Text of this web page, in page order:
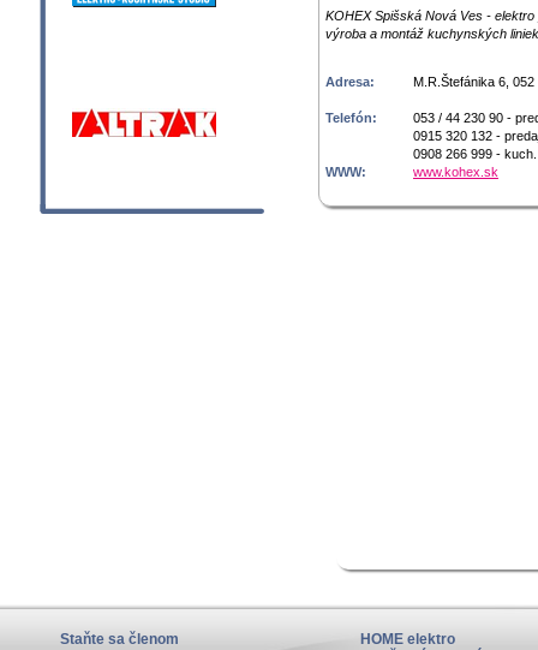
KOHEX Spišská Nová Ves -
výroba a montáž kuchynských
Adresa: M.R.Štefánika 6,
Telefón:
053 / 44 230 90 -
0915 320 132 -
0908 266 999 -
WWW:
www.kohex.sk
Staňte sa členom
HOME elektro